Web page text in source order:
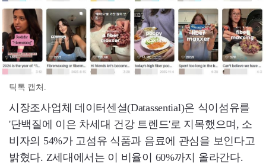
틱톡 캡처.
시장조사업체 데이터센셜(Datassential)은 식이섬유를
'단백질에 이은 차세대 건강 트렌드'로 지목했으며, 소
비자의 54%가 고섬유 식품과 음료에 관심을 보인다고
밝혔다. Z세대에서는 이 비율이 60%까지 올라간다.